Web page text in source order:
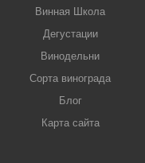
Винная Школа
Дегустации
Винодельни
Сорта винограда
Блог
Карта сайта